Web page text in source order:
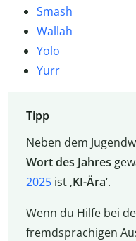
Smash
Wallah
Yolo
Yurr
Tipp
Neben dem
Wort des Jahres
2025 ist ‚KI-Ära‘.
Wenn du Hilfe bei
fremdsprachigen